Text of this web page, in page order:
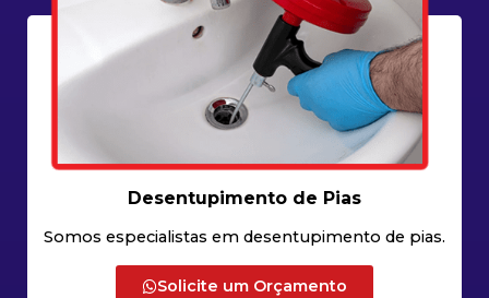
Desentupimento de Pias
Somos especialistas em desentupimento de pias.
Solicite um Orçamento